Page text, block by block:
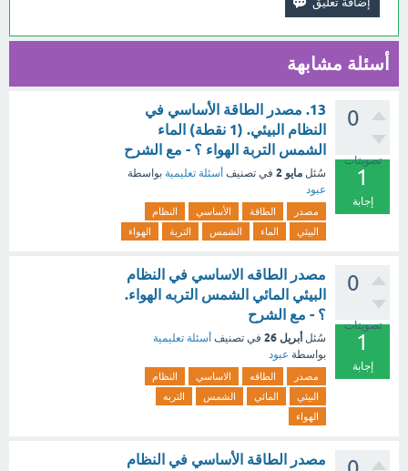
أسئلة مشابهة
0
تصويتات
1
إجابة
13. مصدر الطاقة الأساسي في
النظام البيئي. (1 نقطة) الماء
الشمس التربة الهواء ؟ - مع الشرح
سُئل مايو 2 في تصنيف أسئلة تعليمية بواسطة
عبود
مصدر الطاقة الأساسي
النظام
البيئي
الماء الشمس التربة الهواء
0
تصويتات
1
إجابة
مصدر الطاقه الاساسي في النظام
البيئي المائي الشمس التربه الهواء.
؟ - مع الشرح
سُئل أبريل 26 في تصنيف أسئلة تعليمية
بواسطة عبود
مصدر الطاقه الاساسي
النظام
البيئي
المائي الشمس
التربه
الهواء
مصدر الطاقة الأساسي في النظام